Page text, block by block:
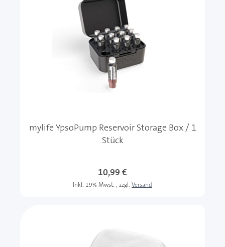
mylife YpsoPump Reservoir Storage Box / 1
Stück
10,99 €
Inkl. 19% Mwst. , zzgl. Versand